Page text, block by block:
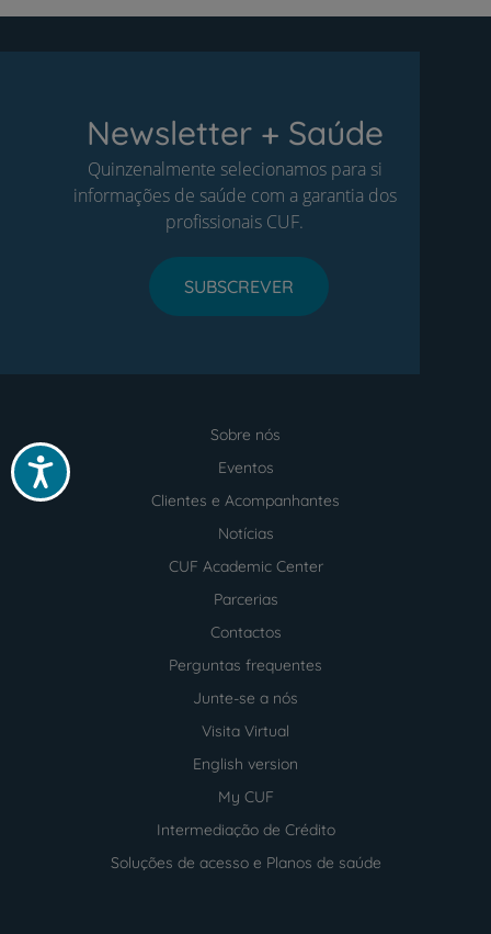
Acessibilidade
Newsletter + Saúde
Quinzenalmente selecionamos para si
informações de saúde com a garantia dos
profissionais CUF.
SUBSCREVER
Sobre nós
Eventos
Clientes e Acompanhantes
Notícias
CUF Academic Center
Parcerias
Contactos
Perguntas frequentes
Junte-se a nós
Visita Virtual
English version
My CUF
Intermediação de Crédito
Soluções de acesso e Planos de saúde